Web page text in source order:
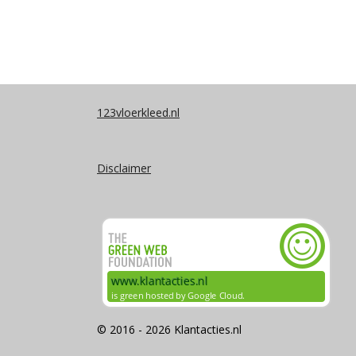
123vloerkleed.nl
Disclaimer
© 2016 - 2026 Klantacties.nl